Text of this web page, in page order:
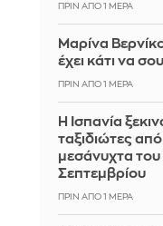
ΠΡΙΝ ΑΠΌ 1 ΜΈΡΑ
Μαρίνα
έχει κάτι να
ΠΡΙΝ ΑΠΌ 1 ΜΈΡΑ
Η Ισπανία
ταξιδιώτες
μεσάνυχτα του
Σεπτεμβρίου
ΠΡΙΝ ΑΠΌ 1 ΜΈΡΑ